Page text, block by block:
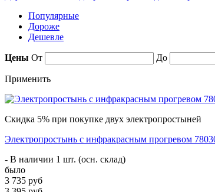
Популярные
Дороже
Дешевле
Цены От До
Применить
Скидка 5% при покупке двух электропростыней
Электропростынь с инфракрасным прогревом
- В наличии 1 шт. (осн. склад)
было
3 735 руб